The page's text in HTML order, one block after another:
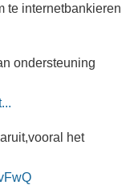
te internetbankieren
ondersteuning
het